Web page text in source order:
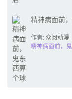
精神病面前
作者: 众阅动漫
精神病面前，